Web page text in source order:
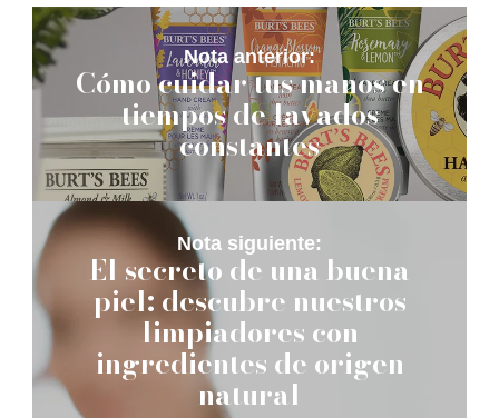
Nota anterior:
Cómo cuidar tus manos en
tiempos de lavados
constantes
Nota siguiente:
El secreto de una buena
piel: descubre nuestros
limpiadores con
ingredientes de origen
natural